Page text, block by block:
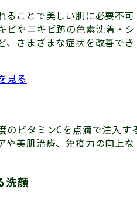
ることで美しい肌に必要不可
ビやニキビ跡の色素沈着・シ
、さまざまな症状を改善でき
見る
のビタミンCを点滴で注入す
や美肌治療、免疫力の向上な
洗顔